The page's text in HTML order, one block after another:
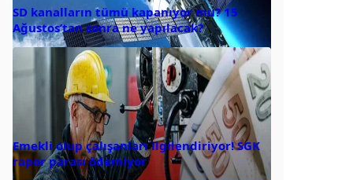
SD kanalların tümü kapanıyor mu? 15
Ağustos’tan sonra ne yapılacak?
Emekli olup çalışanları ilgilendiriyor! SGK
rapor parası ödemiyor